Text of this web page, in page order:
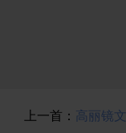
上一首： 高丽镜文